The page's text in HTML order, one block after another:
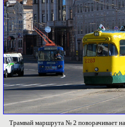
Трамвай маршрута № 2 поворачивает